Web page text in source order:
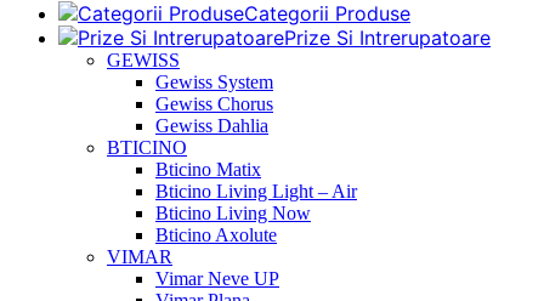
Categorii Produse
Prize Si Intrerupatoare
GEWISS
Gewiss System
Gewiss Chorus
Gewiss Dahlia
BTICINO
Bticino Matix
Bticino Living Light – Air
Bticino Living Now
Bticino Axolute
VIMAR
Vimar Neve UP